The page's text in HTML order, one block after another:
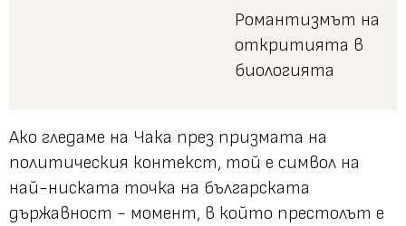
Романтизмът на
откритията в
биологията
Ако гледаме на Чака през призмата на
политическия контекст, той е символ на
най-ниската точка на българската
държавност - момент, в който престолът е